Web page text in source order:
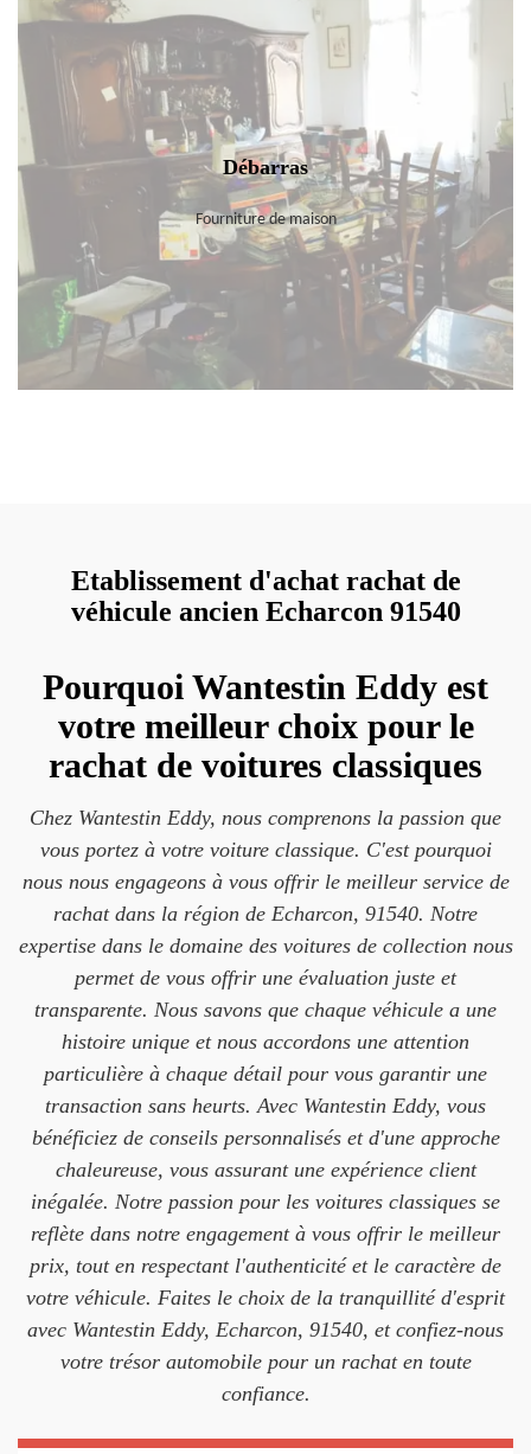
Débarras
Fourniture de maison
Etablissement d'achat rachat de
véhicule ancien Echarcon 91540
Pourquoi Wantestin Eddy est
votre meilleur choix pour le
rachat de voitures classiques
Chez Wantestin Eddy, nous comprenons la passion que
vous portez à votre voiture classique. C'est pourquoi
nous nous engageons à vous offrir le meilleur service de
rachat dans la région de Echarcon, 91540. Notre
expertise dans le domaine des voitures de collection nous
permet de vous offrir une évaluation juste et
transparente. Nous savons que chaque véhicule a une
histoire unique et nous accordons une attention
particulière à chaque détail pour vous garantir une
transaction sans heurts. Avec Wantestin Eddy, vous
bénéficiez de conseils personnalisés et d'une approche
chaleureuse, vous assurant une expérience client
inégalée. Notre passion pour les voitures classiques se
reflète dans notre engagement à vous offrir le meilleur
prix, tout en respectant l'authenticité et le caractère de
votre véhicule. Faites le choix de la tranquillité d'esprit
avec Wantestin Eddy, Echarcon, 91540, et confiez-nous
votre trésor automobile pour un rachat en toute
confiance.